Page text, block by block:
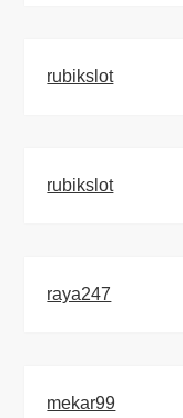
rubikslot
rubikslot
raya247
mekar99